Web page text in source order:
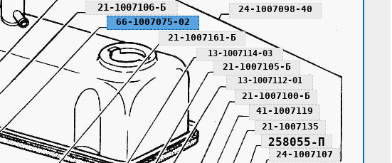
13-1007112-01
13-1007114-03
21-1007100-Б
21-1007105-Б
21-1007106-Б
21-1007135
21-1007161-Б
24-1007098-40
24-1007107
258055-П
41-1007119
66-1007075-02